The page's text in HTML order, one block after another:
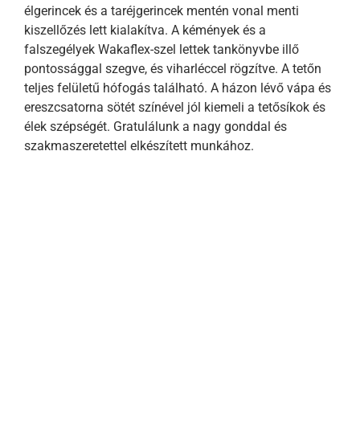
élgerincek és a taréjgerincek mentén vonal menti
kiszellőzés lett kialakítva. A kémények és a
falszegélyek Wakaflex-szel lettek tankönyvbe illő
pontossággal szegve, és viharléccel rögzítve. A tetőn
teljes felületű hófogás található. A házon lévő vápa és
ereszcsatorna sötét színével jól kiemeli a tetősíkok és
élek szépségét. Gratulálunk a nagy gonddal és
szakmaszeretettel elkészített munkához.